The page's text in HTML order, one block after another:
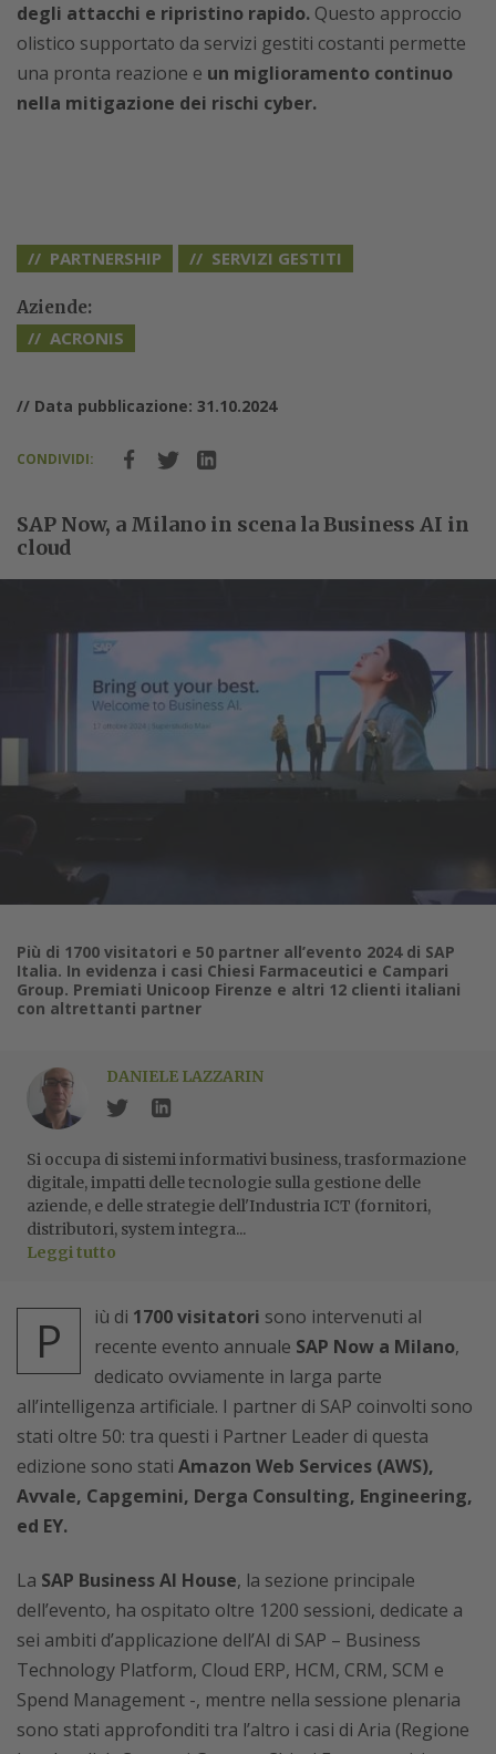
degli attacchi e ripristino rapido. Questo approccio
olistico supportato da servizi gestiti costanti permette
una pronta reazione e un miglioramento continuo
nella mitigazione dei rischi cyber.
PARTNERSHIP SERVIZI GESTITI
Aziende:
ACRONIS
// Data pubblicazione: 31.10.2024
CONDIVIDI:
SAP Now, a Milano in scena la Business AI in
cloud
Più di 1700 visitatori e 50 partner all’evento 2024 di SAP
Italia. In evidenza i casi Chiesi Farmaceutici e Campari
Group. Premiati Unicoop Firenze e altri 12 clienti italiani
con altrettanti partner
DANIELE LAZZARIN
Si occupa di sistemi informativi business, trasformazione
digitale, impatti delle tecnologie sulla gestione delle
aziende, e delle strategie dell'Industria ICT (fornitori,
distributori, system integra...
Leggi tutto
P iù di 1700 visitatori sono intervenuti al
recente evento annuale SAP Now a Milano,
dedicato ovviamente in larga parte
all’intelligenza artificiale. I partner di SAP coinvolti sono
stati oltre 50: tra questi i Partner Leader di questa
edizione sono stati Amazon Web Services (AWS),
Avvale, Capgemini, Derga Consulting, Engineering,
ed EY.
La SAP Business AI House, la sezione principale
dell’evento, ha ospitato oltre 1200 sessioni, dedicate a
sei ambiti d’applicazione dell’AI di SAP – Business
Technology Platform, Cloud ERP, HCM, CRM, SCM e
Spend Management -, mentre nella sessione plenaria
sono stati approfonditi tra l’altro i casi di Aria (Regione